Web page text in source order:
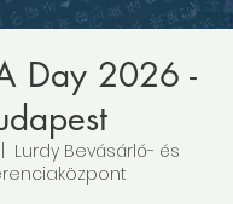
Day 2026 -
Lurdy Bevásárló- és